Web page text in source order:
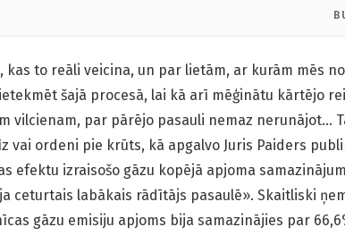
kas to reāli veicina, un par lietām, ar kurām mēs
šajā procesā, lai kā arī mēģinātu kārtējo
vilcienam, par pārējo pasauli nemaz nerunājot…
vai ordeni pie krūts, kā apgalvo Juris Paiders
efektu izraisošo gāzu kopējā apjoma
ceturtais labākais rādītājs pasaulē». Skaitliski
gāzu emisiju apjoms bija samazinājies par